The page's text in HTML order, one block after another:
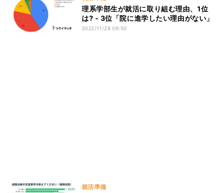
理系学部生が就活に取り組む理由、1位
は? - 3位「院に進学したい理由がない」
2022/11/28 09:50
就活準備